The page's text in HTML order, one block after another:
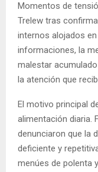
Momentos de
Trelew tras
internos alojados
informaciones, la
malestar
la atención que
El motivo principal
alimentación diaria.
denunciaron que la
deficiente y
menúes de polenta